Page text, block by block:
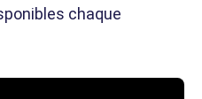
chaque